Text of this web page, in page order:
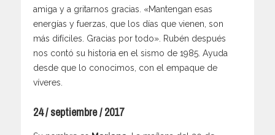
amiga y a gritarnos gracias. «Mantengan esas
energías y fuerzas, que los días que vienen, son
más difíciles. Gracias por todo». Rubén después
nos contó su historia en el sismo de 1985. Ayuda
desde que lo conocimos, con el empaque de
víveres.
24 / septiembre / 2017